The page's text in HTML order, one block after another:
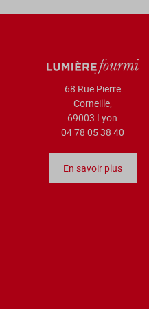
68 Rue Pierre
Corneille,
69003 Lyon
04 78 05 38 40
En savoir plus